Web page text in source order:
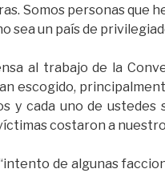
Somos personas que
sea un país de
al trabajo de la
escogido,
y cada uno de
costaron a
de algunas